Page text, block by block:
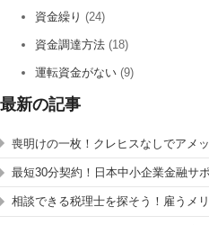
資金繰り (24)
資金調達方法 (18)
運転資金がない (9)
最新の記事
喪明けの一枚！クレヒスなしでアメ
最短30分契約！日本中小企業金融サ
相談できる税理士を探そう！雇うメ